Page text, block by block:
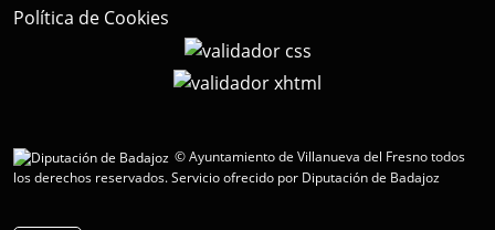
Política de Cookies
© Ayuntamiento de Villanueva del Fresno todos
los derechos reservados.Servicio ofrecido por Diputación de Badajoz